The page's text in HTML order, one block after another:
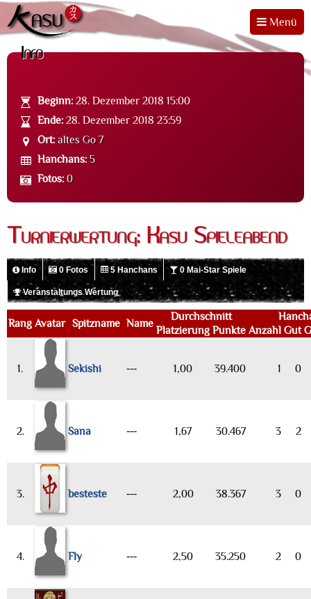
Menü
Info
Beginn: 28. Dezember 2018 15:00
Ende: 28. Dezember 2018 23:59
Ort: altes Go 7
Hanchans: 5
Fotos: 0
Turnierwertung: Kasu Spieleabend
Info 0 Fotos 5 Hanchans 0 Mai-Star Spiele
Veranstaltungs Wertung
Rang Avatar Spitzname Name
Durchschnitt
Platzierung Punkte Anzahl Gut
1. Sekishi --- 1,00 39.400 1 0
2. Sana --- 1,67 30.467 3 2
3. besteste --- 2,00 38.367 3 0
4. Fly --- 2,50 35.250 2 0